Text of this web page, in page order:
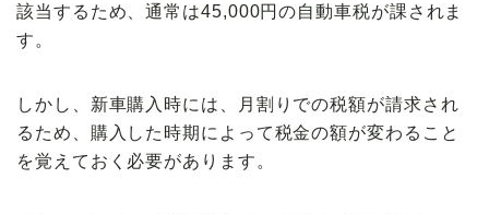
該当するため、通常は45,000円の自動車税が課されま
す。
しかし、新車購入時には、月割りでの税額が請求され
るため、購入した時期によって税金の額が変わること
を覚えておく必要があります。